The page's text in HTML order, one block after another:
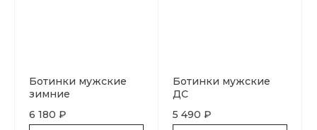
Ботинки мужские
зимние
6 180 ₽
Ботинки мужские
ДС
5 490 ₽